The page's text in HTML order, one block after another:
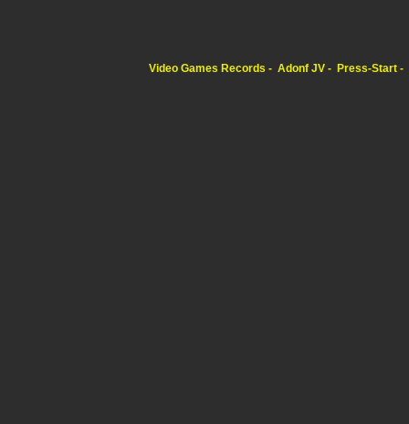
Video Games Records Adonf JV Press-Start